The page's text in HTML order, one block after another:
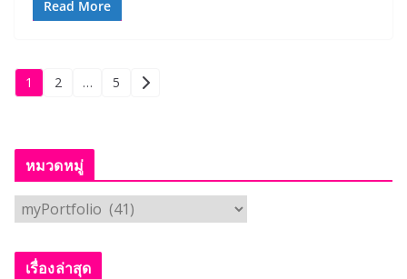
Read More
Posts
1 2 … 5
หมวดหมู่
ม
ว
เรื่องล่าสุด